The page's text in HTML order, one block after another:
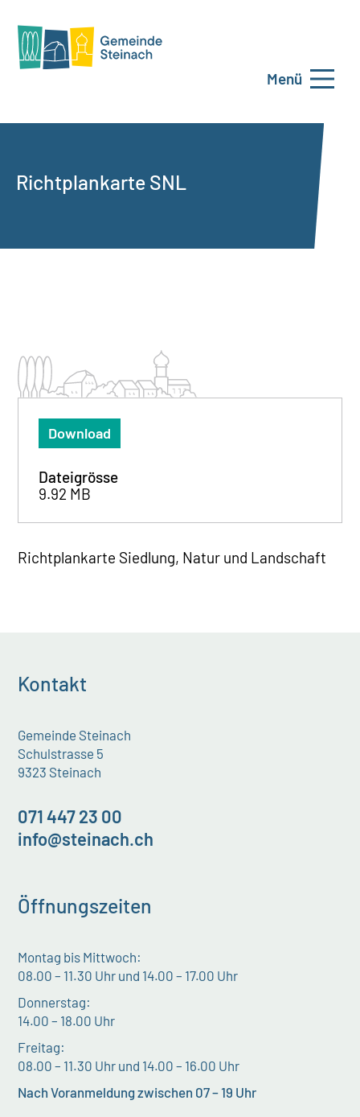
Menü
Richtplankarte SNL
Download
Dateigrösse
9.92 MB
Richtplankarte Siedlung, Natur und Landschaft
Kontakt
Gemeinde Steinach
Schulstrasse 5
9323 Steinach
071 447 23 00
info@steinach.ch
Öffnungszeiten
Montag bis Mittwoch:
08.00 – 11.30 Uhr und 14.00 – 17.00 Uhr
Donnerstag:
14.00 – 18.00 Uhr
Freitag:
08.00 – 11.30 Uhr und 14.00 – 16.00 Uhr
Nach Voranmeldung zwischen 07 – 19 Uhr